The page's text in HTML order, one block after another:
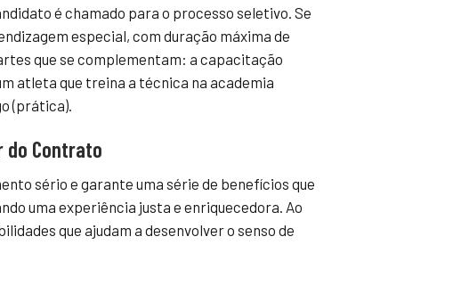
é chamado para o processo seletivo. Se
especial, com duração máxima de
que se complementam: a capacitação
atleta que treina a técnica na academia
(prática).
do Contrato
sério e garante uma série de benefícios que
uma experiência justa e enriquecedora. Ao
que ajudam a desenvolver o senso de